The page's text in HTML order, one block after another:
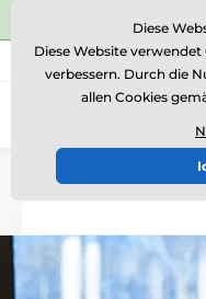
⭐Siehe 504
Rufen Sie uns an (Mo-Fr 15-
Einführung
Diese
Diese Website
verbessern. Durch die
allen Cookies